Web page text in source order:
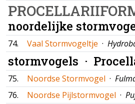
noordelijke
74. Vaal Stormvogeltje ·
stormvogels ·
75. Noordse Stormvogel ·
76.
Noordse Pijlstormvogel ·